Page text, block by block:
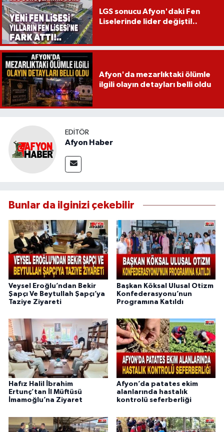
LGS sonucu Afyon'daki Fen
Liselerinde lider değişti!..
Afyon'da mezarlıktaki ölümle
ilgili olayın detayları belli oldu
EDITÖR
Afyon Haber
Bunlar da ilginizi çekebilir
Veysel Eroğlu’ndan Bekir
Şapçı Ve Beytullah Şapçı’ya
Taziye Ziyareti
Başkan Köksal Ulusal Otizm
Konfederasyonu’nun
Programına Katıldı
Hafız Halil İbrahim
Ertunç’tan İl Müftüsü
İmamoğlu’na Ziyaret
Afyon’da patates ekim
alanlarında hastalık
kontrolü seferberliği